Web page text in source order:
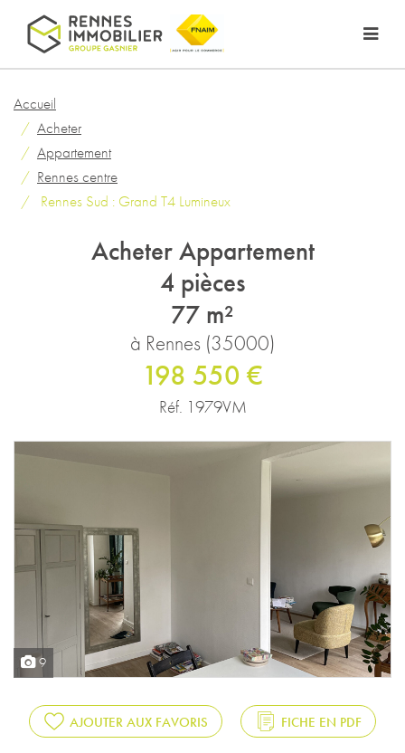
Accueil
Acheter
Appartement
Rennes centre
Rennes Sud : Grand T4 Lumineux
Acheter Appartement
4 pièces
77 m²
à Rennes (35000)
198 550 €
Réf. 1979VM
9
AJOUTER AUX FAVORIS FICHE EN PDF